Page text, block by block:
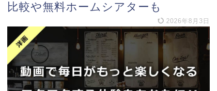
比較や無料ホームシアターも
2026年8月3日